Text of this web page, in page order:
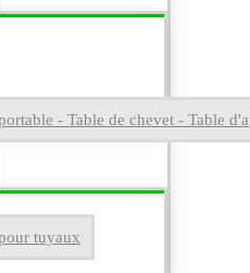
- Table de chevet - Table
tuyaux